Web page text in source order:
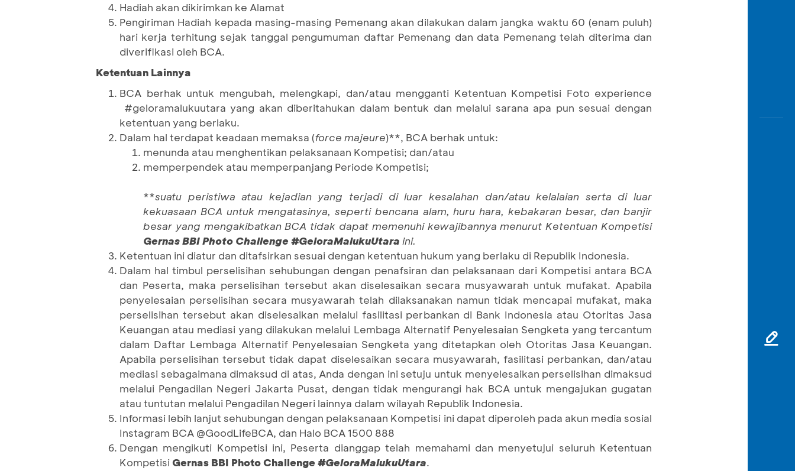
Hadiah akan dikirimkan ke Alamat
Pengiriman Hadiah kepada masing-masing Pemenang akan dilakukan dalam jangka waktu 60 (enam puluh)
hari kerja terhitung sejak tanggal pengumuman daftar Pemenang dan data Pemenang telah diterima dan
diverifikasi oleh BCA.
Ketentuan Lainnya
BCA berhak untuk mengubah, melengkapi, dan/atau mengganti Ketentuan Kompetisi Foto experience
#geloramalukuutara yang akan diberitahukan dalam bentuk dan melalui sarana apa pun sesuai dengan
ketentuan yang berlaku.
Dalam hal terdapat keadaan memaksa (force majeure)**, BCA berhak untuk:
menunda atau menghentikan pelaksanaan Kompetisi; dan/atau
memperpendek atau memperpanjang Periode Kompetisi;
**suatu peristiwa atau kejadian yang terjadi di luar kesalahan dan/atau kelalaian serta di luar
kekuasaan BCA untuk mengatasinya, seperti bencana alam, huru hara, kebakaran besar, dan banjir
besar yang mengakibatkan BCA tidak dapat memenuhi kewajibannya menurut Ketentuan Kompetisi
Gernas BBI Photo Challenge #GeloraMalukuUtara ini.
Ketentuan ini diatur dan ditafsirkan sesuai dengan ketentuan hukum yang berlaku di Republik Indonesia.
Dalam hal timbul perselisihan sehubungan dengan penafsiran dan pelaksanaan dari Kompetisi antara BCA
dan Peserta, maka perselisihan tersebut akan diselesaikan secara musyawarah untuk mufakat. Apabila
penyelesaian perselisihan secara musyawarah telah dilaksanakan namun tidak mencapai mufakat, maka
perselisihan tersebut akan diselesaikan melalui fasilitasi perbankan di Bank Indonesia atau Otoritas Jasa
Keuangan atau mediasi yang dilakukan melalui Lembaga Alternatif Penyelesaian Sengketa yang tercantum
dalam Daftar Lembaga Alternatif Penyelesaian Sengketa yang ditetapkan oleh Otoritas Jasa Keuangan.
Apabila perselisihan tersebut tidak dapat diselesaikan secara musyawarah, fasilitasi perbankan, dan/atau
mediasi sebagaimana dimaksud di atas, Anda dengan ini setuju untuk menyelesaikan perselisihan dimaksud
melalui Pengadilan Negeri Jakarta Pusat, dengan tidak mengurangi hak BCA untuk mengajukan gugatan
atau tuntutan melalui Pengadilan Negeri lainnya dalam wilayah Republik Indonesia.
Informasi lebih lanjut sehubungan dengan pelaksanaan Kompetisi ini dapat diperoleh pada akun media sosial
Instagram BCA @GoodLifeBCA, dan Halo BCA 1500 888
Dengan mengikuti Kompetisi ini, Peserta dianggap telah memahami dan menyetujui seluruh Ketentuan
Kompetisi Gernas BBI Photo Challenge #GeloraMalukuUtara.